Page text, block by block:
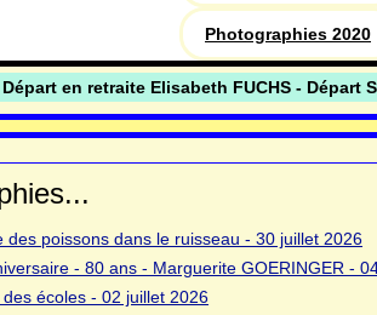
Photographies 2020
Départ en retraite Elisabeth FUCHS - Départ
des poissons dans le ruisseau - 30 juillet 2026
- 80 ans - Marguerite GOERINGER -
écoles - 02 juillet 2026